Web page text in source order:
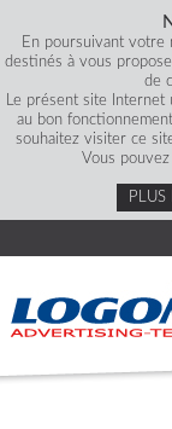
En poursuivant votre
destinés à vous
de
Le présent site Internet
au bon
souhaitez visiter ce
Vous
PLUS